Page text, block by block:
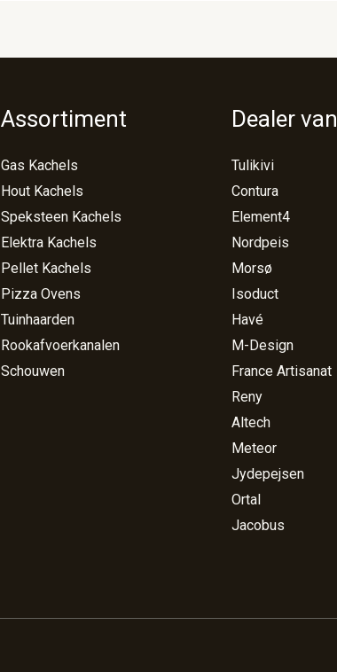
Assortiment
Gas Kachels
Hout Kachels
Speksteen Kachels
Elektra Kachels
Pellet Kachels
Pizza Ovens
Tuinhaarden
Rookafvoerkanalen
Schouwen
Dealer van
Tulikivi
Contura
Element4
Nordpeis
Morsø
Isoduct
Havé
M-Design
France Artisanat
Reny
Altech
Meteor
Jydepejsen
Ortal
Jacobus